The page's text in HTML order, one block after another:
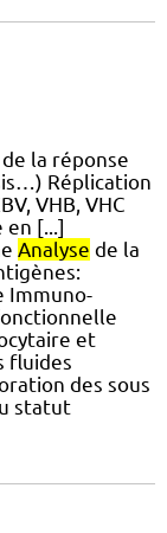
de la réponse
Réplication
VHB, VHC
[...]
Analyse de la
Immuno-
et
fluides
des sous
statut